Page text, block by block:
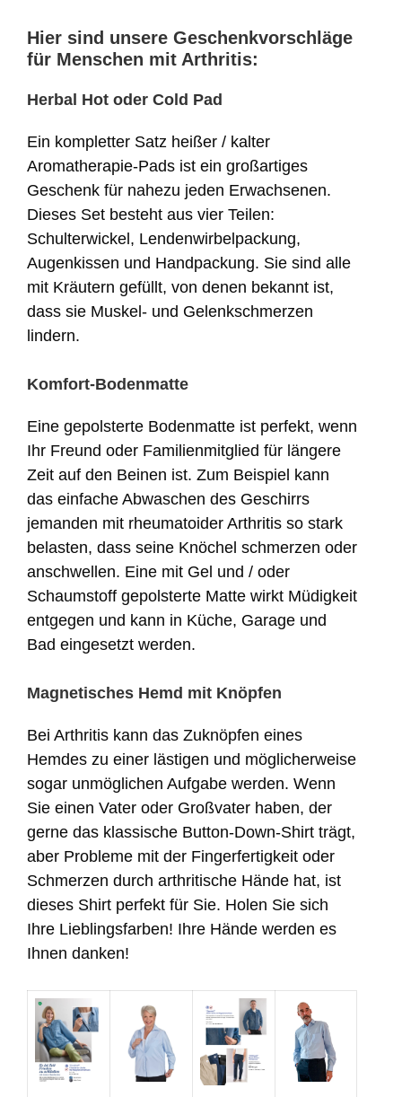
Hier sind unsere Geschenkvorschläge
für Menschen mit Arthritis:
Herbal Hot oder Cold Pad
Ein kompletter Satz heißer / kalter
Aromatherapie-Pads ist ein großartiges
Geschenk für nahezu jeden Erwachsenen.
Dieses Set besteht aus vier Teilen:
Schulterwickel, Lendenwirbelpackung,
Augenkissen und Handpackung. Sie sind alle
mit Kräutern gefüllt, von denen bekannt ist,
dass sie Muskel- und Gelenkschmerzen
lindern.
Komfort-Bodenmatte
Eine gepolsterte Bodenmatte ist perfekt, wenn
Ihr Freund oder Familienmitglied für längere
Zeit auf den Beinen ist. Zum Beispiel kann
das einfache Abwaschen des Geschirrs
jemanden mit rheumatoider Arthritis so stark
belasten, dass seine Knöchel schmerzen oder
anschwellen. Eine mit Gel und / oder
Schaumstoff gepolsterte Matte wirkt Müdigkeit
entgegen und kann in Küche, Garage und
Bad eingesetzt werden.
Magnetisches Hemd mit Knöpfen
Bei Arthritis kann das Zuknöpfen eines
Hemdes zu einer lästigen und möglicherweise
sogar unmöglichen Aufgabe werden. Wenn
Sie einen Vater oder Großvater haben, der
gerne das klassische Button-Down-Shirt trägt,
aber Probleme mit der Fingerfertigkeit oder
Schmerzen durch arthritische Hände hat, ist
dieses Shirt perfekt für Sie. Holen Sie sich
Ihre Lieblingsfarben! Ihre Hände werden es
Ihnen danken!